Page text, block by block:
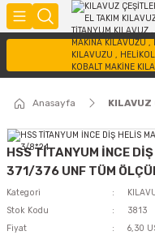
Anasayfa KILAVUZ
HSS TİTANYUM İNCE
371/376 UNF TÜM
Kategori
Stok Kodu
3813
Fiyat
6,30